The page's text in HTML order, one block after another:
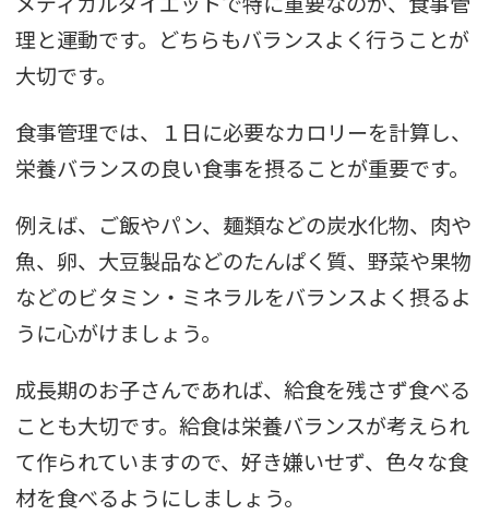
理と運動です。どちらもバランスよく行うことが
大切です。
食事管理では、１日に必要なカロリーを計算し、
栄養バランスの良い食事を摂ることが重要です。
例えば、ご飯やパン、麺類などの炭水化物、肉や
魚、卵、大豆製品などのたんぱく質、野菜や果物
などのビタミン・ミネラルをバランスよく摂るよ
うに心がけましょう。
成長期のお子さんであれば、給食を残さず食べる
ことも大切です。給食は栄養バランスが考えられ
て作られていますので、好き嫌いせず、色々な食
材を食べるようにしましょう。